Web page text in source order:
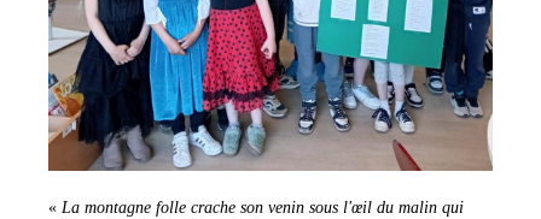
« La montagne folle crache son venin sous l'œil du malin qui